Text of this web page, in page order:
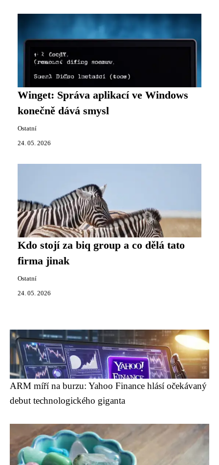
Winget: Správa aplikací ve Windows
konečně dává smysl
Ostatní
24. 05. 2026
Kdo stojí za biq group a co dělá tato
firma jinak
Ostatní
24. 05. 2026
ARM míří na burzu: Yahoo Finance hlásí očekávaný
debut technologického giganta